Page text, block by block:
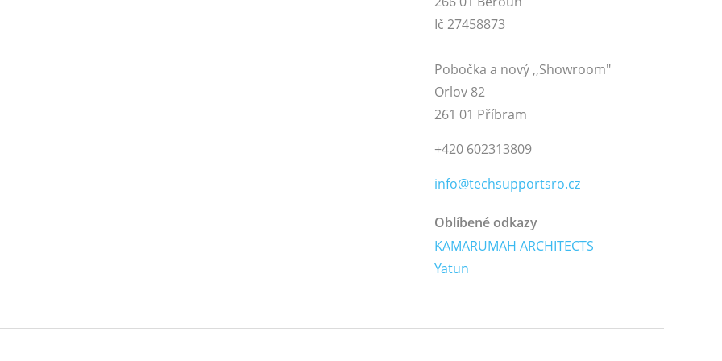
Ič 27458873
Pobočka a nový ,,Showroom"
Orlov 82
261 01 Příbram
+420 602313809
info@techsupportsro.cz
Oblíbené odkazy
KAMARUMAH ARCHITECTS
Yatun